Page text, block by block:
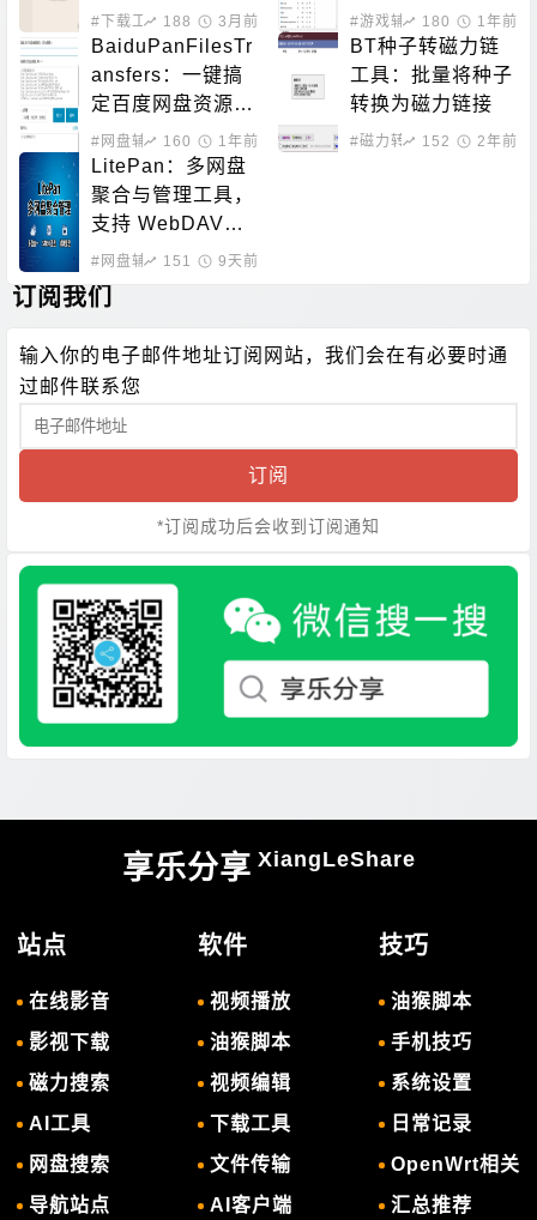
#下载工具 188 3月前
破游戏原本的帧率
限制
#游戏辅助 180 1年前
BaiduPanFilesTr
ansfers：一键搞
定百度网盘资源！
百度网盘批量转
存、分享和检测工
具
#网盘辅助 160 1年前
BT种子转磁力链
工具：批量将种子
转换为磁力链接
#磁力转换 152 2年前
LitePan：多网盘
聚合与管理工具，
支持 WebDAV、
STRM、媒体整理
#网盘辅助 #数据处理
151 9天前
订阅我们
输入你的电子邮件地址订阅网站，我们会在有必要时通
过邮件联系您
订阅
*订阅成功后会收到订阅通知
享乐分享 XiangLeShare
站点
在线影音
影视下载
磁力搜索
AI工具
网盘搜索
导航站点
软件
视频播放
油猴脚本
视频编辑
下载工具
文件传输
AI客户端
技巧
油猴脚本
手机技巧
系统设置
日常记录
OpenWrt相关
汇总推荐